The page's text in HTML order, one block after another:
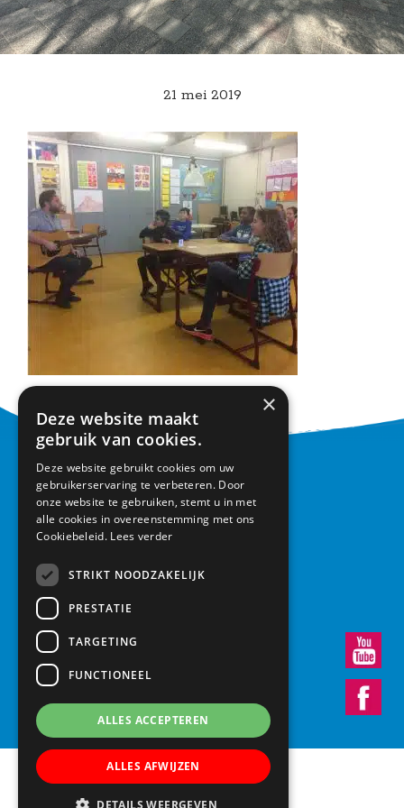
21 mei 2019
CONTACT
Basisschool Vroonestein
Lohengrinhof 15-17
030 – 6037291
×
Deze website maakt
gebruik van cookies.
Deze website gebruikt cookies om uw
gebruikerservaring te verbeteren. Door
onze website te gebruiken, stemt u in met
alle cookies in overeenstemming met ons
Cookiebeleid. Lees verder
STRIKT NOODZAKELIJK
PRESTATIE
TARGETING
FUNCTIONEEL
ALLES ACCEPTEREN
ALLES AFWIJZEN
DETAILS WEERGEVEN